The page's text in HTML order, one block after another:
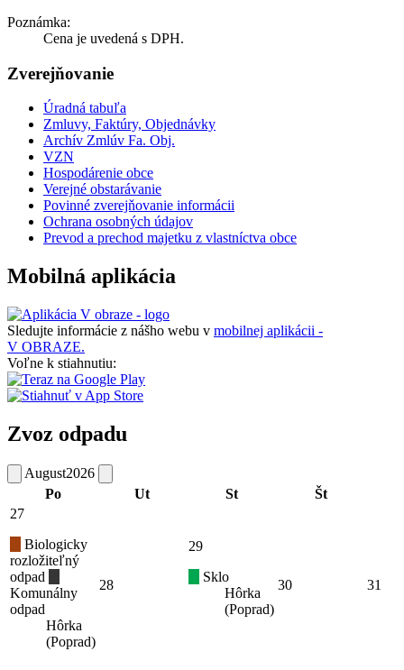
Poznámka:
Cena je uvedená s DPH.
Zverejňovanie
Úradná tabuľa
Zmluvy, Faktúry, Objednávky
Archív Zmlúv Fa. Obj.
VZN
Hospodárenie obce
Verejné obstarávanie
Povinné zverejňovanie informácii
Ochrana osobných údajov
Prevod a prechod majetku z vlastníctva obce
Mobilná aplikácia
Sledujte informácie z nášho webu v mobilnej aplikácii -
V OBRAZE.
Voľne k stiahnutiu:
Zvoz odpadu
August2026
Po
Ut St Št
27
Biologicky
rozložiteľný
odpad
Komunálny
odpad
Hôrka
(Poprad)
28
29
Sklo
Hôrka
(Poprad)
30 31